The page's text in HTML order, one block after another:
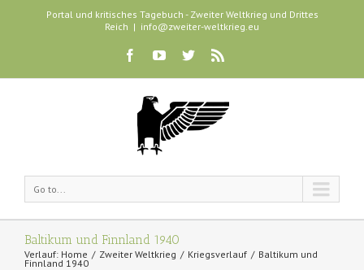
Portal und kritisches Tagebuch - Zweiter Weltkrieg und Drittes
Reich | info@zweiter-weltkrieg.eu
Go to...
Baltikum und Finnland 1940
Verlauf: Home Zweiter Weltkrieg Kriegsverlauf Baltikum und
Finnland 1940